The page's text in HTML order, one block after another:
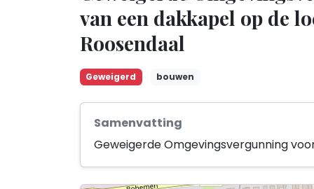
van een dakkapel op de
Roosendaal
Geweigerd bouwen
Samenvatting
Geweigerde Omgevingsvergunning